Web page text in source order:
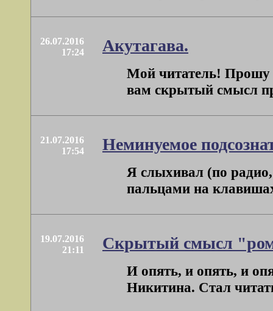
26.07.2016
17:24
Акутагава.
Мой читатель! Прошу
вам скрытый смысл
21.07.2016
17:54
Неминуемое
Я слыхивал (по радио,
пальцами на
19.07.2016
21:11
Скрытый смысл
И опять, и опять, и
Никитина. Стал